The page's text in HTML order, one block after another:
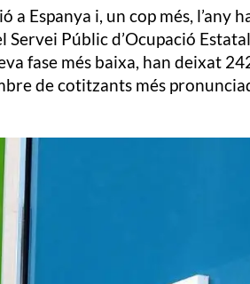
Espanya i, un cop més, l’any
Públic d’Ocupació
fase més baixa, han deixat
de cotitzants més